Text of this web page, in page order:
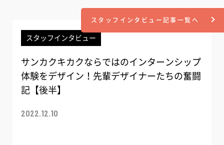
スタッフインタビュー
サンカクキカクならではのインターンシップ
体験をデザイン！先輩デザイナーたちの奮闘
記【後半】
2022.12.10
スタッフインタビュー記事一覧へ